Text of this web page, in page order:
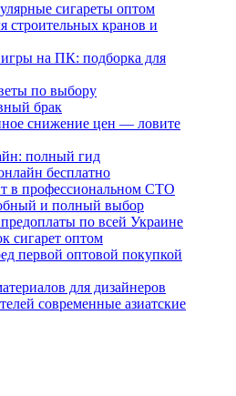
сигареты оптом
строительных кранов и
игры на ПК: подборка для
по выбору
брак
снижение цен — ловите
полный гид
бесплатно
в профессиональном СТО
и полный выбор
по всей Украине
сигарет оптом
первой оптовой покупкой
для дизайнеров
современные азиатские